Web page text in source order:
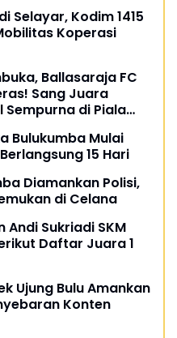
Selayar, Kodim 1415
Koperasi
Ballasaraja FC
Sang Juara
Sempurna di Piala
Bulukumba Mulai
15 Hari
Diamankan Polisi,
di Celana
Andi Sukriadi SKM
Daftar Juara 1
Ujung Bulu Amankan
Konten